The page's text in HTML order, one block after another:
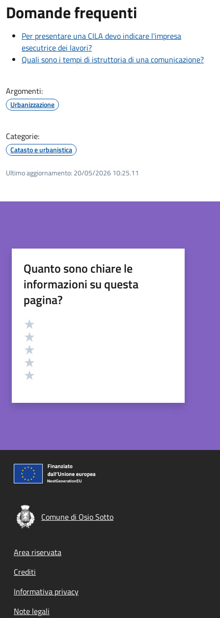
Domande frequenti
Per presentare una CILA devo indicare l'impresa
esecutrice dei lavori?
Quali sono i tempi di istruttoria di una comunicazione?
Argomenti:
Urbanizzazione
Categorie:
Catasto e urbanistica
Ultimo aggiornamento: 20/05/2026 10:25.11
Quanto sono chiare le
informazioni su questa
pagina?
Valutazione
Comune di Osio Sotto
Footer menu
Area riservata
Crediti
Informativa privacy
Note legali